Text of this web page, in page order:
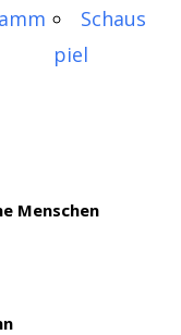
Schaus
piel
Menschen